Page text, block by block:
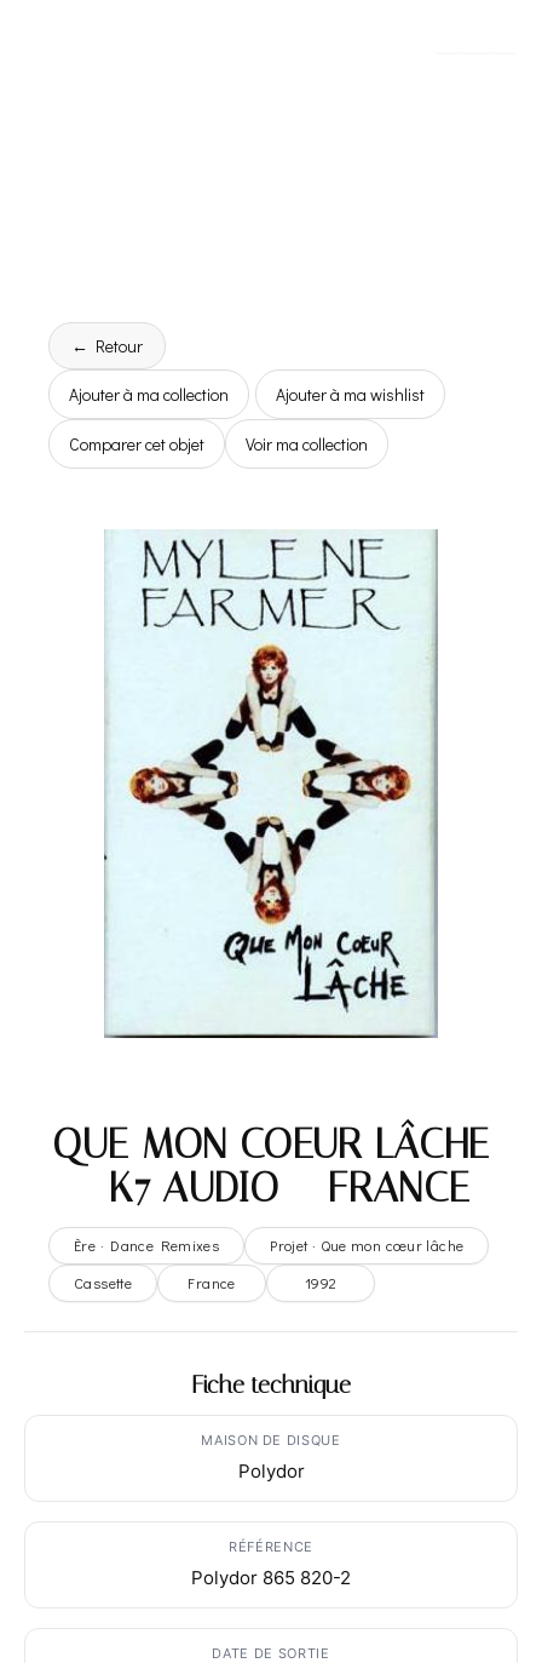
← Retour
Ajouter à ma collection Ajouter à ma wishlist
Comparer cet objet Voir ma collection
QUE MON COEUR LÂCHE
– K7 AUDIO – FRANCE
Ère · Dance Remixes
Projet · Que mon cœur lâche
Cassette
France 1992
Fiche technique
MAISON DE DISQUE
Polydor
RÉFÉRENCE
Polydor 865 820-2
DATE DE SORTIE